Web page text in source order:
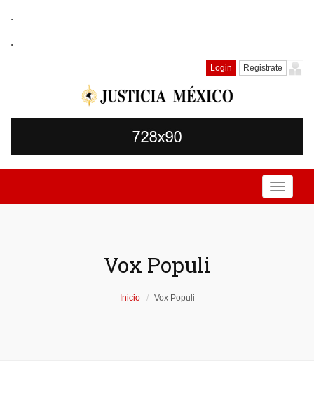
.
.
Login Registrate
Toggle
Vox Populi
Inicio Vox Populi